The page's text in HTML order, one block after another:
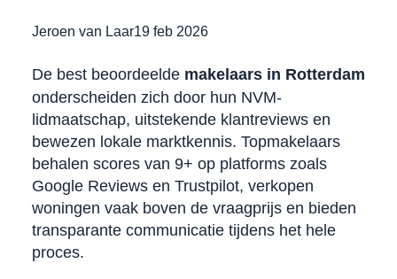
Jeroen van Laar19 feb 2026
De best beoordeelde makelaars in Rotterdam
onderscheiden zich door hun NVM-
lidmaatschap, uitstekende klantreviews en
bewezen lokale marktkennis. Topmakelaars
behalen scores van 9+ op platforms zoals
Google Reviews en Trustpilot, verkopen
woningen vaak boven de vraagprijs en bieden
transparante communicatie tijdens het hele
proces.